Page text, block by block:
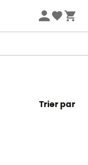
code Summer5
Trier par